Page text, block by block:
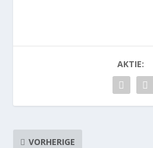
AKTIE:
VORHERIGE